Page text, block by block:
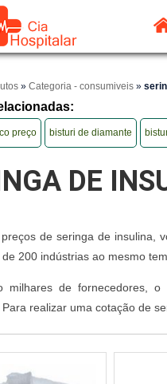
» Categoria - consumiveis »
preço bisturi de diamante
DE
de seringa de insulina,
200 indústrias ao mesmo
milhares de fornecedores,
Para realizar uma cotação de